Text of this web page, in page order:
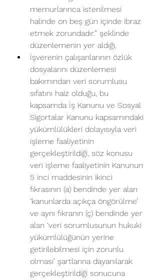
memurlarınca istenilmesi
halinde on beş gün içinde ibraz
etmek zorundadır.” şeklinde
düzenlemenin yer aldığı,
İşverenin çalışanlarının özlük
dosyalarını düzenlemesi
bakımından veri sorumlusu
sıfatını haiz olduğu, bu
kapsamda İş Kanunu ve Sosyal
Sigortalar Kanunu kapsamındaki
yükümlülükleri dolayısıyla veri
işleme faaliyetinin
gerçekleştirildiği, söz konusu
veri işleme faaliyetinin Kanunun
5 inci maddesinin ikinci
fıkrasının (a) bendinde yer alan
‘kanunlarda açıkça öngörülme’
ve aynı fıkranın (ç) bendinde yer
alan ‘veri sorumlusunun hukuki
yükümlülüğünün yerine
getirilebilmesi için zorunlu
olması’ şartlarına dayanılarak
gerçekleştirildiği sonucuna